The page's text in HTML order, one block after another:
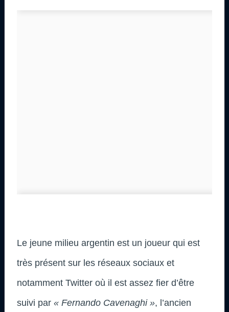
Le jeune milieu argentin est un joueur qui est
très présent sur les réseaux sociaux et
notamment Twitter où il est assez fier d’être
suivi par « Fernando Cavenaghi », l’ancien